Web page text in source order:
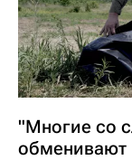
"Многие со
обменивают